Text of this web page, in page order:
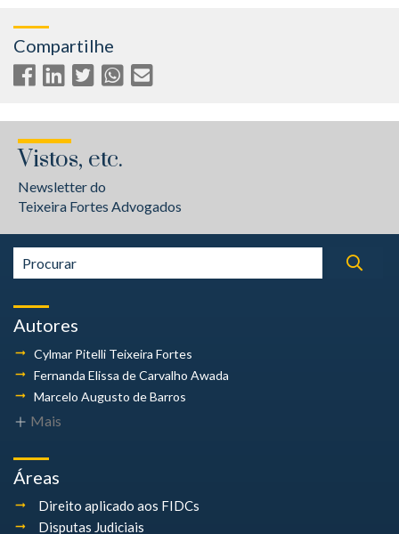
Compartilhe
Vistos, etc.
Newsletter do
Teixeira Fortes Advogados
Autores
Cylmar Pitelli Teixeira Fortes
Fernanda Elissa de Carvalho Awada
Marcelo Augusto de Barros
Mais
Áreas
Direito aplicado aos FIDCs
Disputas Judiciais